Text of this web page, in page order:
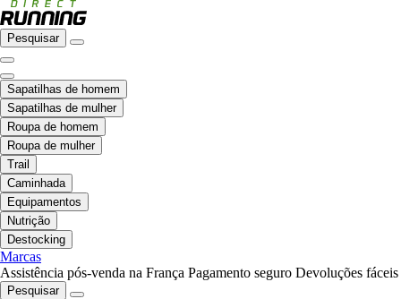
Pesquisar
Sapatilhas de homem
Sapatilhas de mulher
Roupa de homem
Roupa de mulher
Trail
Caminhada
Equipamentos
Nutrição
Destocking
Marcas
Assistência pós-venda na França Pagamento seguro Devoluções fáceis
Pesquisar